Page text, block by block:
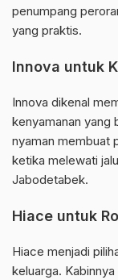
penumpang
yang praktis.
Innova untuk
Innova dikenal
kenyamanan yang
nyaman membuat
ketika melewati
Jabodetabek.
Hiace untuk
Hiace menjadi
keluarga.